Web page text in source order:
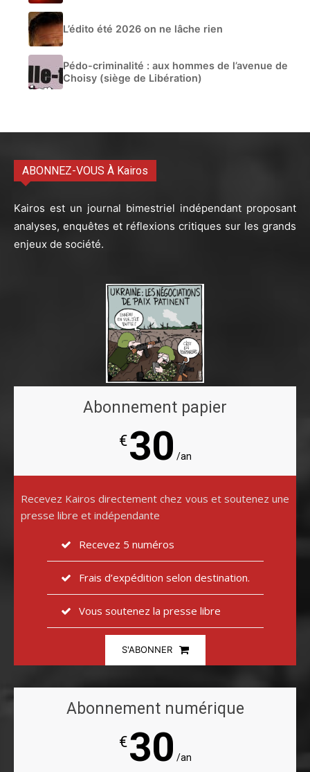
L’édito été 2026 on ne lâche rien
Pédo-criminalité : aux hommes de l’avenue de
Choisy (siège de Libération)
ABONNEZ-VOUS À Kairos
Kairos est un journal bimestriel indépendant proposant
analyses, enquêtes et réflexions critiques sur les grands
enjeux de société.
Abonnement papier
€30 /an
Recevez Kairos directement chez vous et soutenez une
presse libre et indépendante
Recevez 5 numéros
Frais d’expédition selon destination.
Vous soutenez la presse libre
S'ABONNER
Abonnement numérique
€30 /an